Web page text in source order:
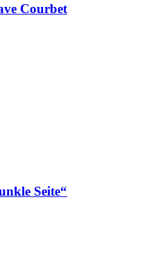
Courbet
Seite“